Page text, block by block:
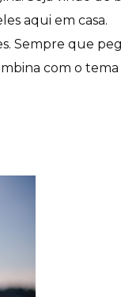
aqui em casa.
Sempre que
com o tema